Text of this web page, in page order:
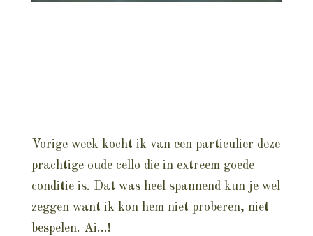
Vorige week kocht ik van een particulier deze
prachtige oude cello die in extreem goede
conditie is. Dat was heel spannend kun je wel
zeggen want ik kon hem niet proberen, niet
bespelen. Ai…!